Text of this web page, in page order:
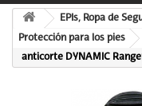
EPIs, Ropa de
Protección para los pies
anticorte DYNAMIC